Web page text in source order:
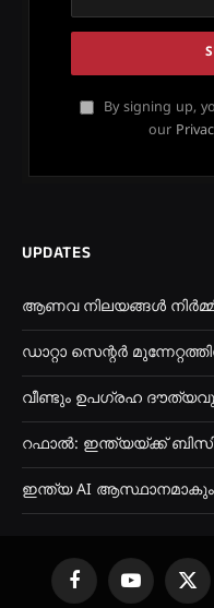
By signing up,
our
UPDATES
ആണവ നിലയങ്ങൾ
ഡാറ്റാ സെന്റർ
വീണ്ടും ഉപഗ്രഹ
റഫാൽ: ഇന്ത്യയ്ക്ക്
ഇന്ത്യ AI ആസ്ഥാനമാകും
FacebookYouTubeX